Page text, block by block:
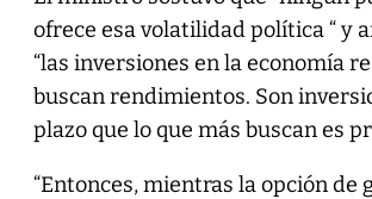
ofrece esa volatilidad política “ y
“las inversiones en la economía
buscan rendimientos. Son
plazo que lo que más buscan es
“Entonces, mientras la opción de